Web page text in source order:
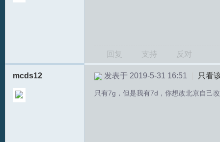
R
回复 支持 反对
mcds12 发表于 2019-5-31 16:51 只看
只有7g，但是我有7d，你想改北京自己改